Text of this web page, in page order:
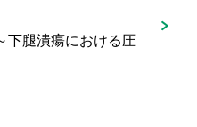
下腿潰瘍における圧